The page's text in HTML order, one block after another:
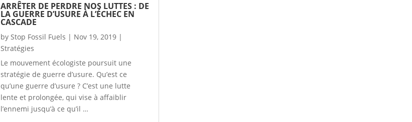
ARRÊTER DE PERDRE NOS LUTTES : DE
LA GUERRE D’USURE À L’ÉCHEC EN
CASCADE
by Stop Fossil Fuels | Nov 19, 2019|
Stratégies
Le mouvement écologiste poursuit une
stratégie de guerre d’usure. Qu’est ce
qu’une guerre d’usure ? C’est une lutte
lente et prolongée, qui vise à affaiblir
l’ennemi jusqu’à ce qu’il …